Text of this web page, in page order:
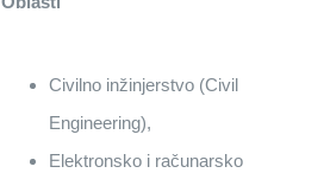
Civilno inžinjerstvo (Civil
Engineering),
Elektronsko i računarsko